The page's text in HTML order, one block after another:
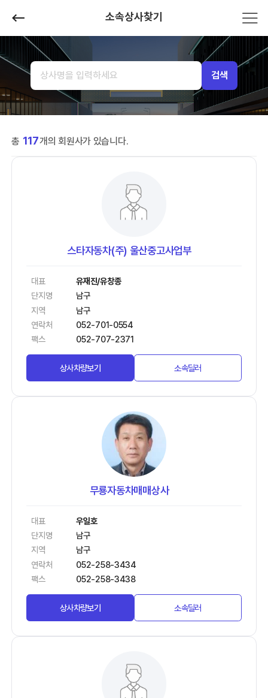
소속상사찾기
검색
총 117개의 회원사가 있습니다.
스타자동차(주) 울산중고사업부
대표
유재진/유창종
단지명
남구
지역
남구
연락처
052-701-0554
팩스
052-707-2371
상사차량보기 소속딜러
무룡자동차매매상사
대표
우일호
단지명
남구
지역
남구
연락처
052-258-3434
팩스
052-258-3438
상사차량보기 소속딜러